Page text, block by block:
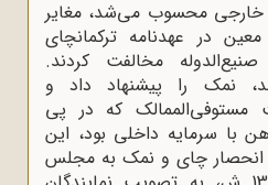
خارجی محسوب می‌شد، مغایر
در عهدنامه ترکمانچای
مخالفت کردند.
نمک را پیشنهاد داد و
مستوفی‌الممالک که در پی
با سرمایه داخلی بود، این
انحصار چای و نمک به مجلس